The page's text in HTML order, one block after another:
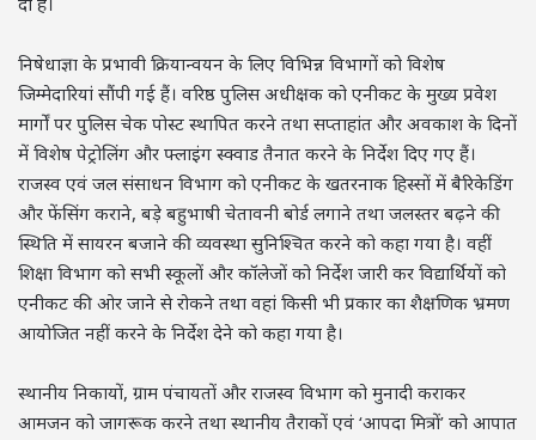
निषेधाज्ञा के प्रभावी क्रियान्वयन के लिए विभिन्न विभागों को विशेष
जिम्मेदारियां सौंपी गई हैं। वरिष्ठ पुलिस अधीक्षक को एनीकट के मुख्य प्रवेश
मार्गों पर पुलिस चेक पोस्ट स्थापित करने तथा सप्ताहांत और अवकाश के दिनों
में विशेष पेट्रोलिंग और फ्लाइंग स्क्वाड तैनात करने के निर्देश दिए गए हैं।
राजस्व एवं जल संसाधन विभाग को एनीकट के खतरनाक हिस्सों में बैरिकेडिंग
और फेंसिंग कराने, बड़े बहुभाषी चेतावनी बोर्ड लगाने तथा जलस्तर बढ़ने की
स्थिति में सायरन बजाने की व्यवस्था सुनिश्चित करने को कहा गया है। वहीं
शिक्षा विभाग को सभी स्कूलों और कॉलेजों को निर्देश जारी कर विद्यार्थियों को
एनीकट की ओर जाने से रोकने तथा वहां किसी भी प्रकार का शैक्षणिक भ्रमण
आयोजित नहीं करने के निर्देश देने को कहा गया है।
स्थानीय निकायों, ग्राम पंचायतों और राजस्व विभाग को मुनादी कराकर
आमजन को जागरूक करने तथा स्थानीय तैराकों एवं ‘आपदा मित्रों’ को आपात